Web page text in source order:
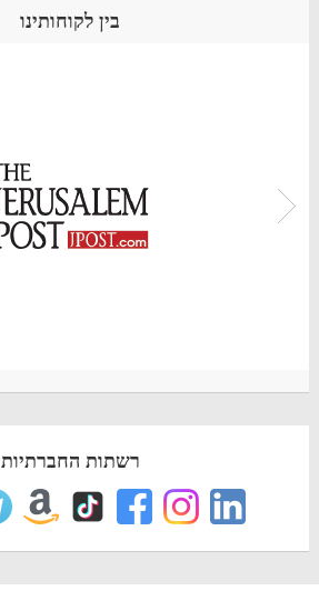
בין לקוחותינו
רשתות החברתיות